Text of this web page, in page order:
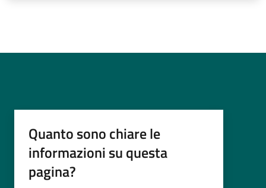
Quanto sono chiare le
informazioni su questa
pagina?